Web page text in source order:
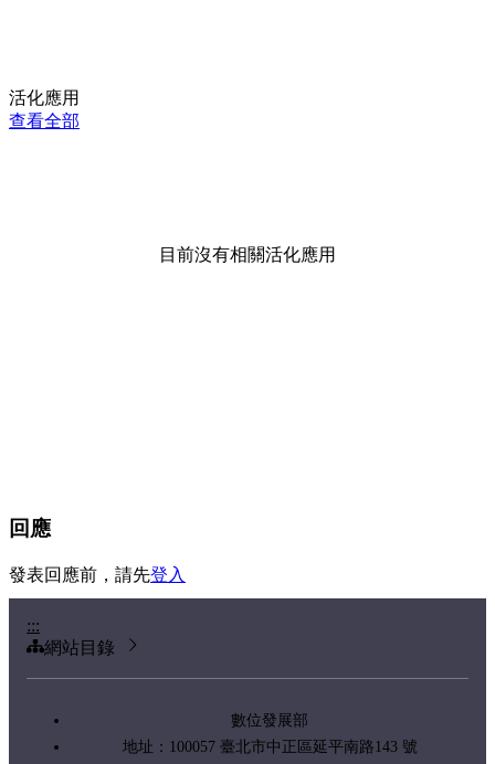
活化應用
查看全部
目前沒有相關活化應用
回應
發表回應前，請先登入
:::
網站目錄
數位發展部
地址：100057 臺北市中正區延平南路143 號